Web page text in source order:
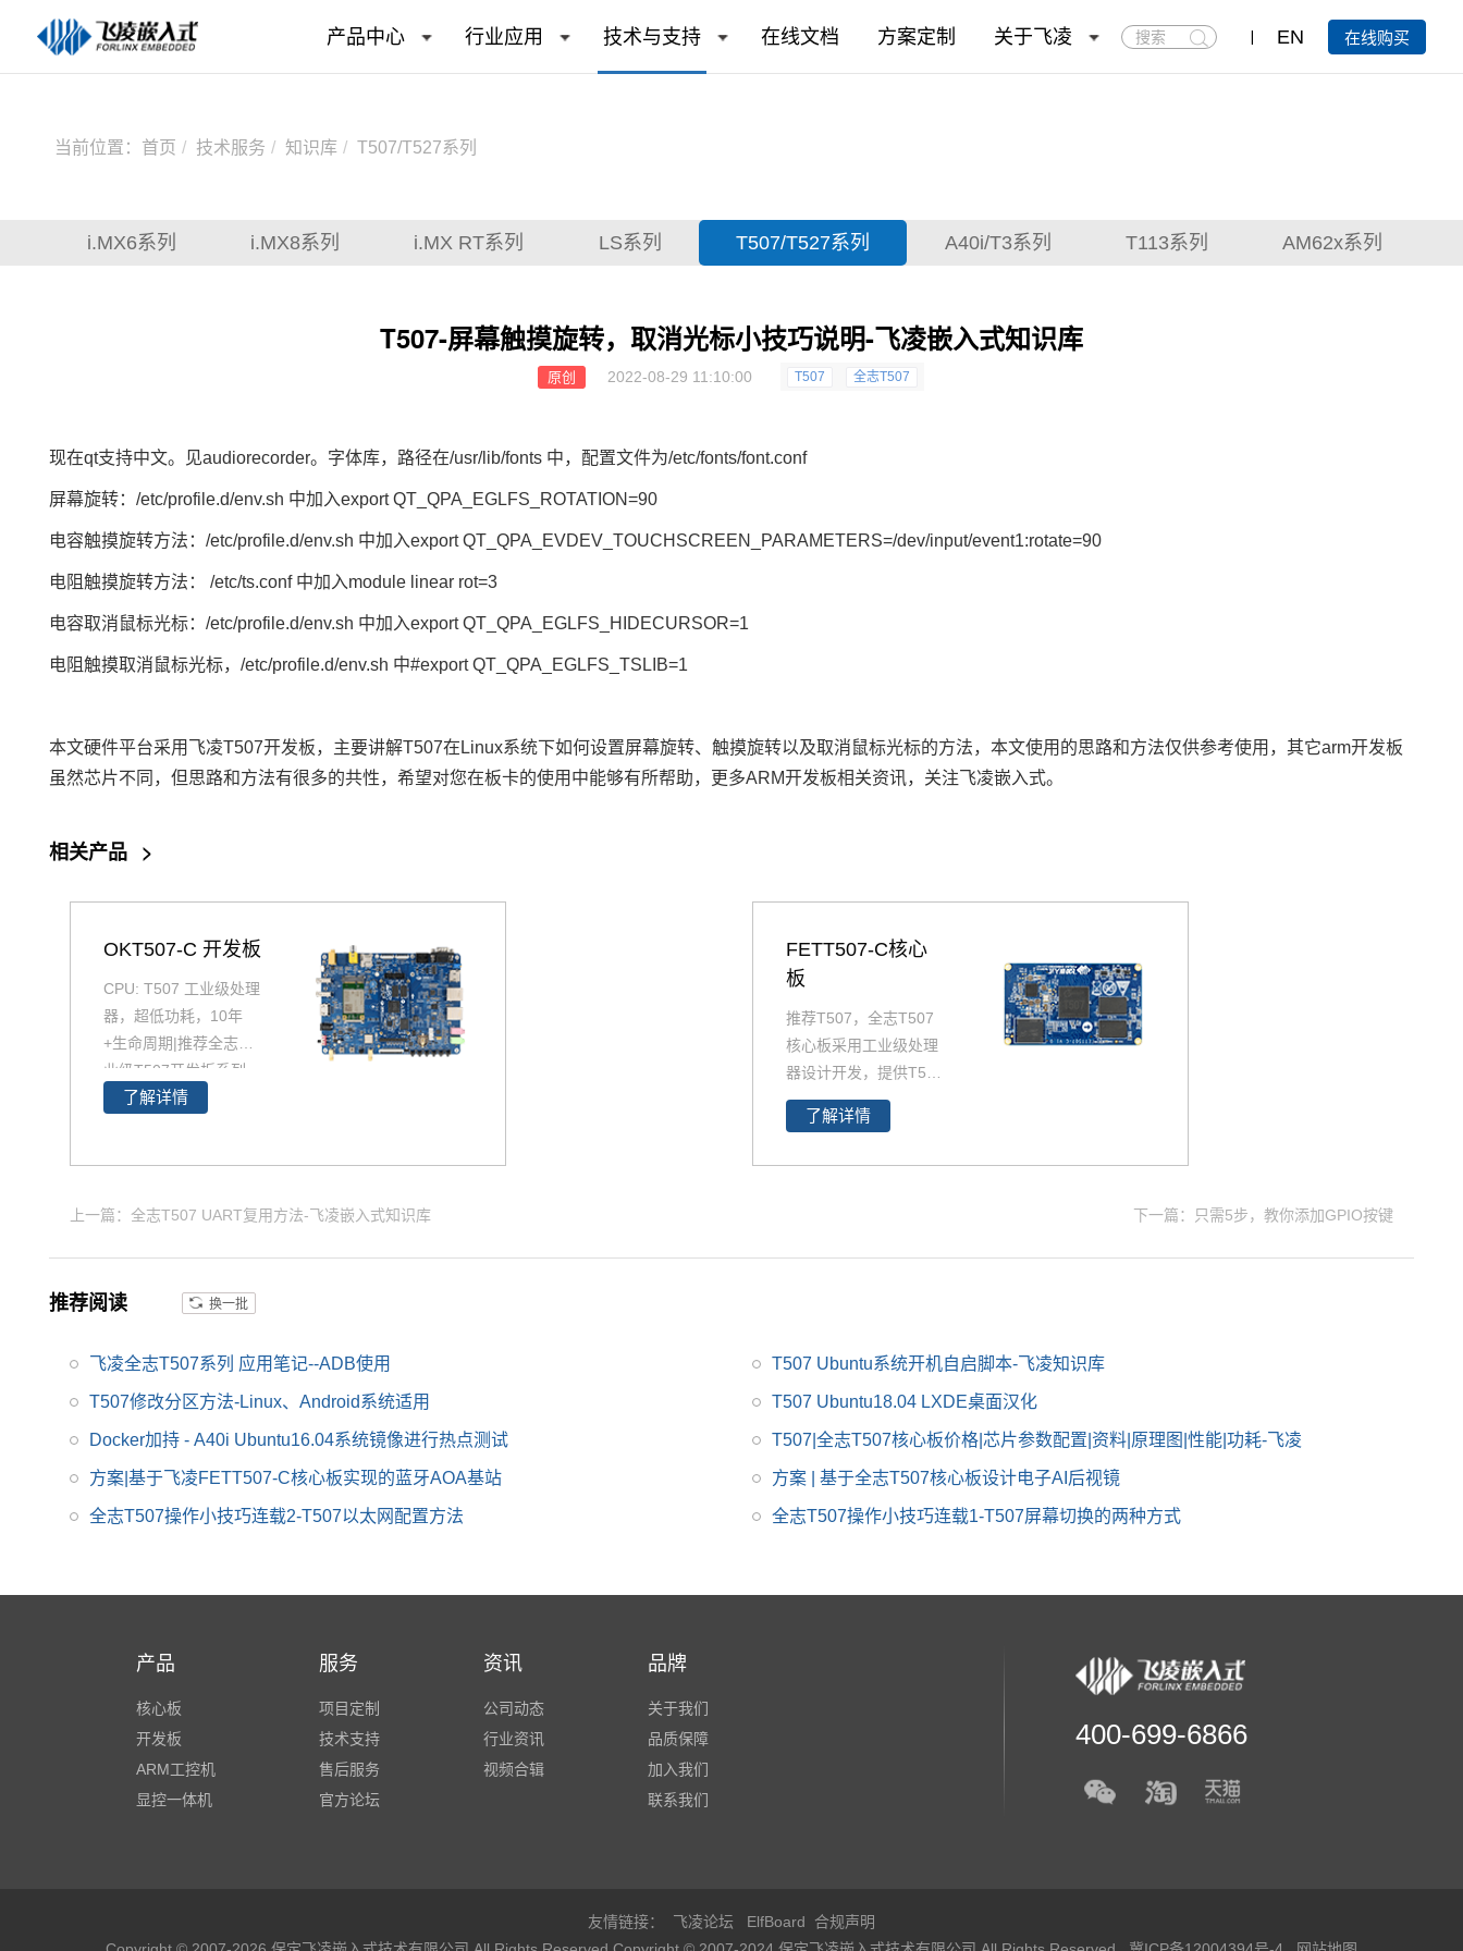
产品中心 行业应用 技术与支持 在线文档 方案定制 关于飞凌
搜
索
EN 在线购买
当前位置： 首页 技术服务 知识库 T507/T527系列
i.MX6系列 i.MX8系列 i.MX RT系列 LS系列 T507/T527系列 A40i/T3系列 T113系列 AM62x系列
T507-屏幕触摸旋转，取消光标小技巧说明-飞凌嵌入式知识库
原创 2022-08-29 11:10:00 T507 全志T507
现在qt支持中文。见audiorecorder。字体库，路径在/usr/lib/fonts 中，配置文件为/etc/fonts/font.conf
屏幕旋转：/etc/profile.d/env.sh 中加入export QT_QPA_EGLFS_ROTATION=90
电容触摸旋转方法：/etc/profile.d/env.sh 中加入export QT_QPA_EVDEV_TOUCHSCREEN_PARAMETERS=/dev/input/event1:rotate=90
电阻触摸旋转方法： /etc/ts.conf 中加入module linear rot=3
电容取消鼠标光标：/etc/profile.d/env.sh 中加入export QT_QPA_EGLFS_HIDECURSOR=1
电阻触摸取消鼠标光标，/etc/profile.d/env.sh 中#export QT_QPA_EGLFS_TSLIB=1
本文硬件平台采用 飞凌T507开发板，主要讲解T507在Linux系统下如何设置屏幕旋转、触摸旋转以及取消鼠标光标的方法，本文使用的思路和方法仅供参考使用，其它arm开发板
虽然芯片不同，但思路和方法有很多的共性，希望对您在板卡的使用中能够有所帮助，更多ARM开发板相关资讯，关注飞凌嵌入式。
相关产品 >
OKT507-C 开发板
CPU: T507 工业级处理
器，超低功耗，10年
+生命周期|推荐全志工
业级T507开发板系列，
飞凌OKT507-C开发板
构，工业级宽温，性能
性价比的工业级产品，
提供丰富的开发设计资
料，提供产品规格书，
T507适用于车载电子、
电力、医疗、工业控
等领域。
了解详情
FETT507-C核心
板
推荐T507，全志T507
核心板采用工业级处理
器设计开发，提供T507
规格书，T507各类设计
资料。FETT507-C核心
U，内存2GB DDR3L，
频及图片格式解码，具
有稳定可靠的工业级产
富的用户接口等优势，
搭载Linux、Android、
Ubuntu*操作系统，适
了解详情
上一篇：全志T507 UART复用方法-飞凌嵌入式知识库 下一篇：只需5步，教你添加GPIO按键
推荐阅读 换一批
飞凌全志T507系列 应用笔记--ADB使用 T507 Ubuntu系统开机自启脚本-飞凌知识库
T507修改分区方法-Linux、Android系统适用 T507 Ubuntu18.04 LXDE桌面汉化
Docker加持 - A40i Ubuntu16.04系统镜像进行热点测试 T507|全志T507核心板价格|芯片参数配置|资料|原理图|性能|功耗-飞凌
方案|基于飞凌FETT507-C核心板实现的蓝牙AOA基站 方案 | 基于全志T507核心板设计电子AI后视镜
全志T507操作小技巧连载2-T507以太网配置方法 全志T507操作小技巧连载1-T507屏幕切换的两种方式
产品
核心板
开发板
ARM工控机
显控一体机
服务
项目定制
技术支持
售后服务
官方论坛
资讯
公司动态
行业资讯
视频合辑
品牌
关于我们
品质保障
加入我们
联系我们
400-699-6866
友情链接： 飞凌论坛 ElfBoard
合规声明